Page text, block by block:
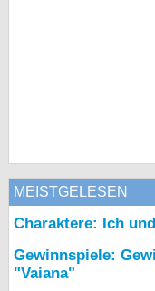
MEISTGELESEN
Charaktere: Ich
Gewinnspiele:
"Vaiana"